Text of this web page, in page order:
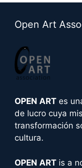
t
e
n
a
t
v
e
:
Open Art
OPEN ART es
de lucro cuya
transformación
cultura.
OPEN ART is a